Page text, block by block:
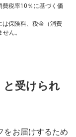
費税率10％に基づく価
は保険料、税金（消費
ん。
と受けられ
をお届けするため